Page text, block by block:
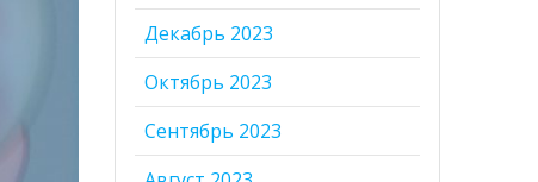
Декабрь 2023
Октябрь 2023
Сентябрь 2023